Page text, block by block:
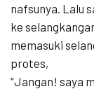
nafsunya. Lalu
ke
memasuki
protes,
“Jangan! saya